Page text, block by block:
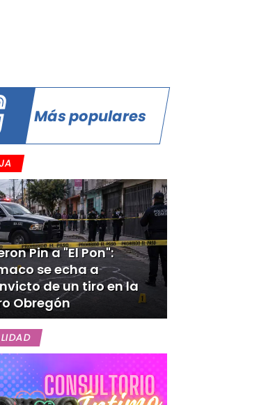
Más populares
Pin a "El Pon":
se echa a
de un tiro en la
Obregón